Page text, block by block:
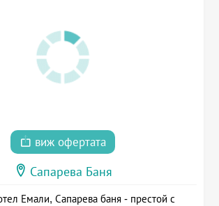
виж офертата
Сапарева Баня
Емали, Сапарева баня - престой с